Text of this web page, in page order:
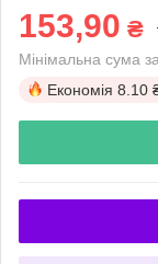
153,90 ₴
Мінімальна сума
Економія 8.10